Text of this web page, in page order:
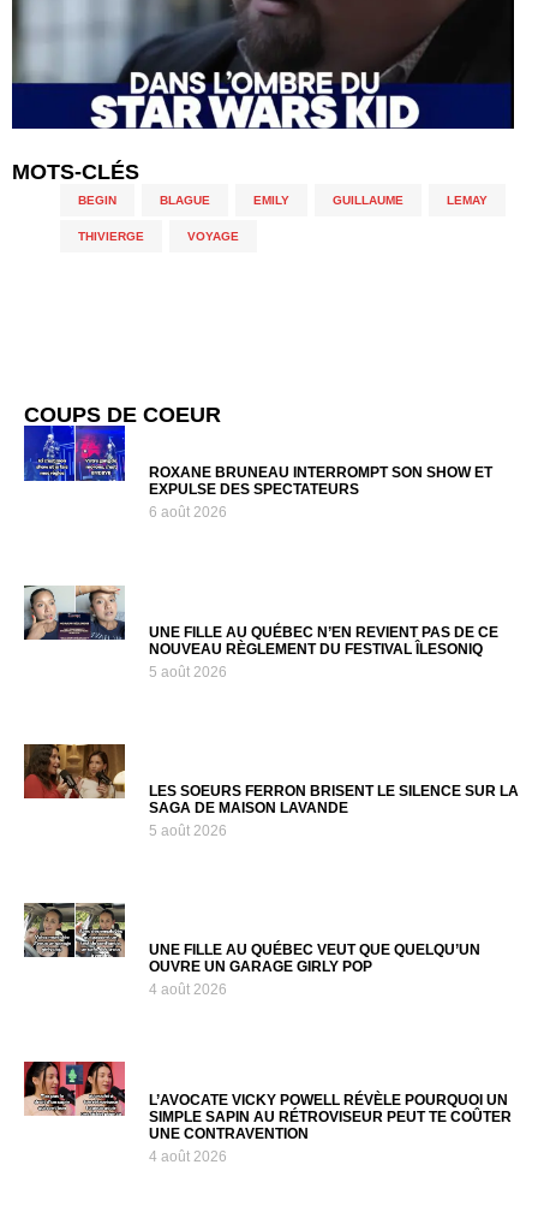
MOTS-CLÉS
BEGIN BLAGUE EMILY GUILLAUME LEMAY
THIVIERGE VOYAGE
COUPS DE COEUR
ROXANE BRUNEAU INTERROMPT SON SHOW ET
EXPULSE DES SPECTATEURS
6 août 2026
UNE FILLE AU QUÉBEC N’EN REVIENT PAS DE CE
NOUVEAU RÈGLEMENT DU FESTIVAL ÎLESONIQ
5 août 2026
LES SOEURS FERRON BRISENT LE SILENCE SUR LA
SAGA DE MAISON LAVANDE
5 août 2026
UNE FILLE AU QUÉBEC VEUT QUE QUELQU’UN
OUVRE UN GARAGE GIRLY POP
4 août 2026
L’AVOCATE VICKY POWELL RÉVÈLE POURQUOI UN
SIMPLE SAPIN AU RÉTROVISEUR PEUT TE COÛTER
UNE CONTRAVENTION
4 août 2026